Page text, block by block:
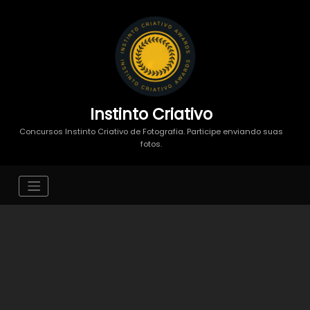
Instinto Criativo
Concursos Instinto Criativo de Fotografia. Participe enviando suas
fotos.